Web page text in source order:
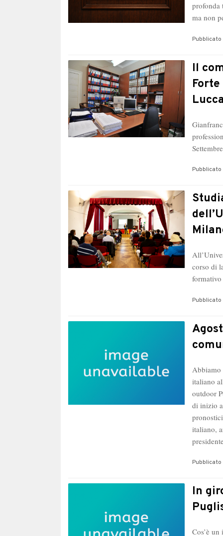
profonda
ma non
Pubblicato
Il
corso di
Pubblicato
Abbiamo
italiano
outdoor
di inizio
italiano,
In
Cos’è